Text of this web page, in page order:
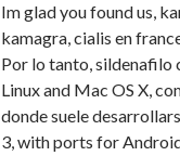
Im glad you found us,
kamagra, cialis en
Por lo tanto, sildenafilo
Linux and Mac OS X,
donde suele
3, with ports for